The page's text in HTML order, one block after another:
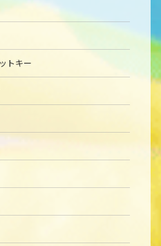
トキー